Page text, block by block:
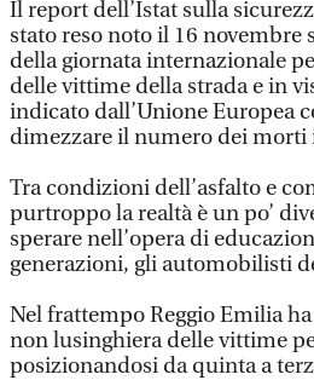
Il report dell’Istat sulla
stato reso noto il 16 novembre
della giornata internazionale
delle vittime della strada e in
indicato dall’Unione Europea
dimezzare il numero dei
Tra condizioni dell’asfalto e
purtroppo la realtà è un po’
sperare nell’opera di
generazioni, gli automobilisti
Nel frattempo Reggio Emilia
non lusinghiera delle vittime
posizionandosi da quinta a